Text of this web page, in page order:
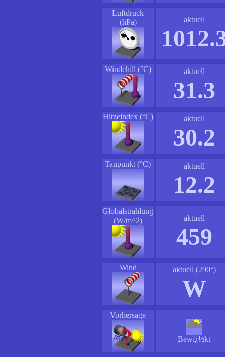
Luftdruck
(hPa)
aktuell
Windchill (°C) aktuell
31.3
Hitzeindex (°C) aktuell
30.2
Taupunkt (°C) aktuell
12.2
Globalstrahlung
(W/m^2)
aktuell
459
Wind aktuell (290°)
W
Vorhersage
Bewï¿½kt